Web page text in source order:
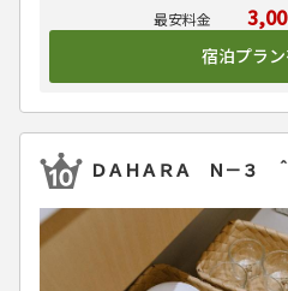
宿泊プラ
ＤＡＨＡＲＡ Ｎ－３ ＾